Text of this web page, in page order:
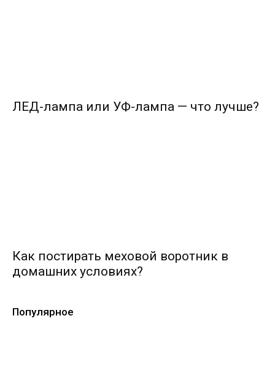
ЛЕД-лампа или УФ-лампа — что лучше?
Как постирать меховой воротник в
домашних условиях?
Популярное